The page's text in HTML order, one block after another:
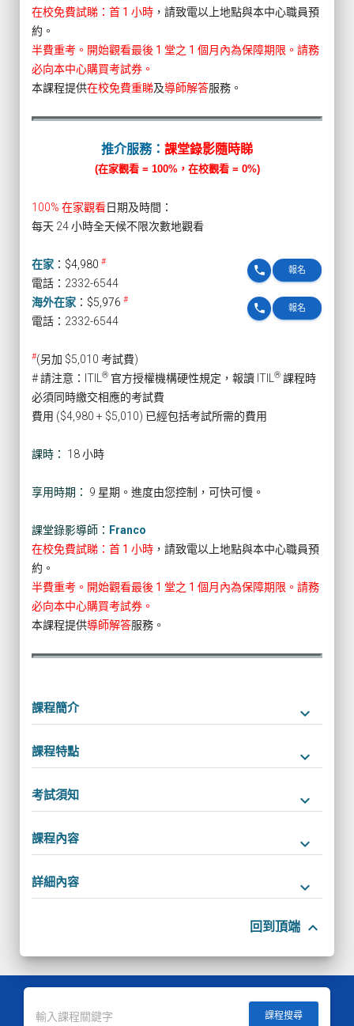
在校免費試睇：首 1 小時 ，請致電以上地點與本中心職員預
約。
半費重考。開始觀看最後 1 堂之 1 個月內為保障期限。請務
必向本中心購買考試券。
本課程提供在校免費重睇及導師解答服務。
推介服務： 課堂錄影隨時睇
(在家觀看 = 100%，在校觀看 = 0%)
100% 在家觀看日期及時間：
每天 24 小時全天候不限次數地觀看
在家 ： $4,980 #
報名
phone
電話：2332-6544
海外在家 ： $5,976 #
報名
phone
電話：2332-6544
#(另加 $5,010 考試費)
# 請注意：ITIL
® 官方授權機構硬性規定，報讀 ITIL ® 課程時
必須同時繳交相應的考試費
費用 ($4,980 + $5,010) 已經包括考試所需的費用
課時： 18 小時
享用時期： 9 星期。進度由您控制，可快可慢。
課堂錄影導師： Franco
在校免費試睇：首 1 小時 ，請致電以上地點與本中心職員預
約。
半費重考。開始觀看最後 1 堂之 1 個月內為保障期限。請務
必向本中心購買考試券。
本課程提供導師解答服務。
課程簡介 keyboard_arrow_down
課程特點 keyboard_arrow_down
考試須知 keyboard_arrow_down
課程內容 keyboard_arrow_down
詳細內容 keyboard_arrow_down
回到頂端 keyboard_arrow_up
課程搜尋